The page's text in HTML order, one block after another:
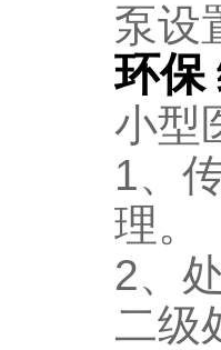
泵设
环保
小型
1、
理。
2、
二级